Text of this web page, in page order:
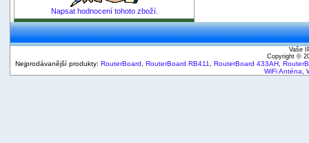
Napsat hodnocení tohoto zboží.
Vaše
Copyright ©
Nejprodávanější produkty: RouterBoard RouterBoard RB411 RouterBoard 433AH
WiFi Anténa